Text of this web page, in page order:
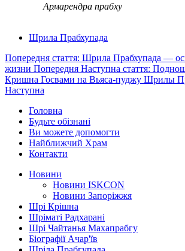
Армарендра прабху
Шрила Прабхупада
Попередня стаття: Шрила Прабхупада —
жизни Попередня Наступна стаття:
Кришна Госвами на Вьяса-пуджу Шрилы
Наступна
Головна
Будьте обізнані
Ви можете допомогти
Найближчий Храм
Контакти
Новини
Новини ISKCON
Новини Запоріжжя
Шрі Крішна
Шріматі Радхарані
Шрі Чайтанья Махапрабгу
Біографії Ачар'їв